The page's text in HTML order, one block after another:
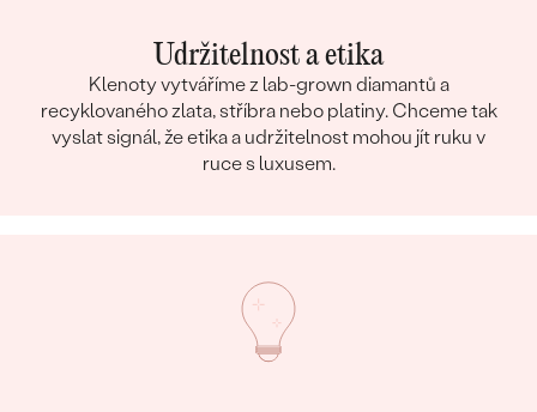
Udržitelnost a etika
Klenoty vytváříme z lab-grown diamantů a
recyklovaného zlata, stříbra nebo platiny. Chceme tak
vyslat signál, že etika a udržitelnost mohou jít ruku v
ruce s luxusem.